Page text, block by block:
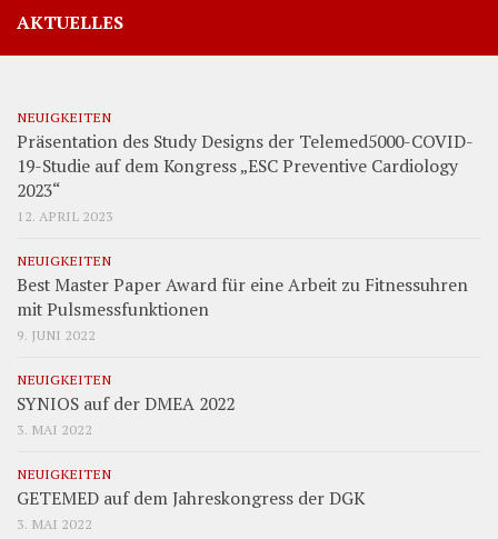
AKTUELLES
NEUIGKEITEN
Präsentation des Study Designs der Telemed5000-COVID-
19-Studie auf dem Kongress „ESC Preventive Cardiology
2023“
12. APRIL 2023
NEUIGKEITEN
Best Master Paper Award für eine Arbeit zu Fitnessuhren
mit Pulsmessfunktionen
9. JUNI 2022
NEUIGKEITEN
SYNIOS auf der DMEA 2022
3. MAI 2022
NEUIGKEITEN
GETEMED auf dem Jahreskongress der DGK
3. MAI 2022